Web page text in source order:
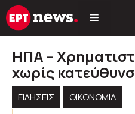
Μετάβαση
σε
ΗΠΑ –
χωρίς
ΕΙΔΗΣΕΙΣ
ΟΙΚΟΝΟΜΙΑ